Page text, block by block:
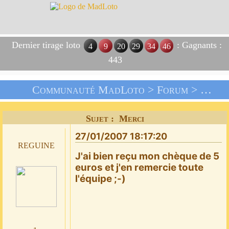
Dernier tirage loto 4 9 20 29 34 46
: Gagnants :
443
Communauté MadLoto > Forum> Livre
Sujet : Merci
reguine
27/01/2007 18:17:20
J'ai bien reçu mon chèque de 5
euros et j'en remercie toute
l'équipe ;-)